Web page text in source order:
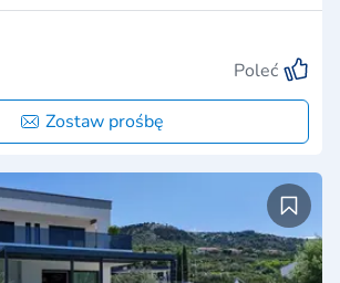
Poleć
Zostaw prośbę